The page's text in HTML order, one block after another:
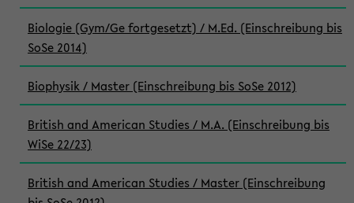
Biologie (Gym/Ge fortgesetzt) / M.Ed. (Einschreibung bis
SoSe 2014)
Biophysik / Master (Einschreibung bis SoSe 2012)
British and American Studies / M.A. (Einschreibung bis
WiSe 22/23)
British and American Studies / Master (Einschreibung